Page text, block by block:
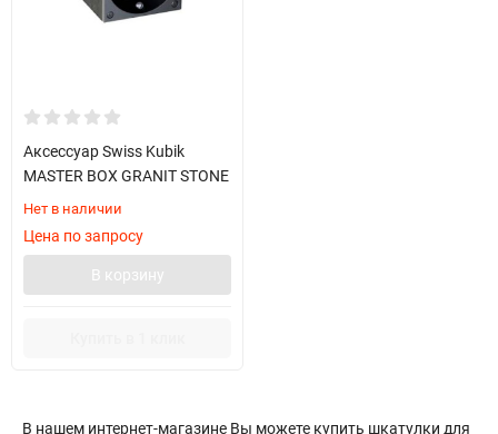
Аксессуар Swiss Kubik
MASTER BOX GRANIT STONE
Нет в наличии
Цена по запросу
В корзину
В нашем интернет-магазине Вы можете купить шкатулки для